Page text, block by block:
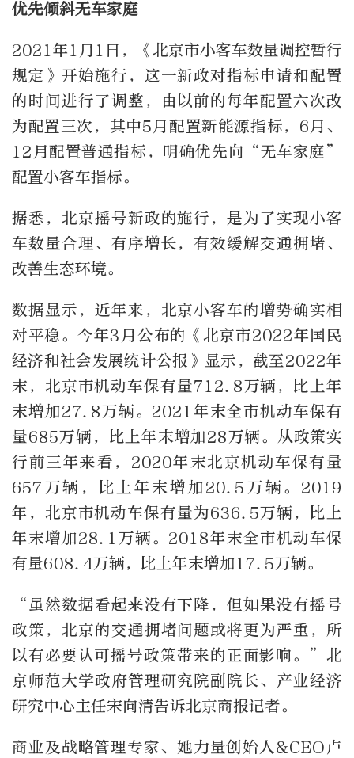
优先倾斜无车家庭
2021年1月1日，《北京市小客车数量调控暂行
规定》开始施行，这一新政对指标申请和配置
的时间进行了调整，由以前的每年配置六次改
为配置三次，其中5月配置新能源指标，6月、
12月配置普通指标，明确优先向“无车家庭”
配置小客车指标。
据悉，北京摇号新政的施行，是为了实现小客
车数量合理、有序增长，有效缓解交通拥堵、
改善生态环境。
数据显示，近年来，北京小客车的增势确实相
对平稳。今年3月公布的《北京市2022年国民
经济和社会发展统计公报》显示，截至2022年
末，北京市机动车保有量712.8万辆，比上年
末增加27.8万辆。2021年末全市机动车保有
量685万辆，比上年末增加28万辆。从政策实
行前三年来看，2020年末北京机动车保有量
657万辆，比上年末增加20.5万辆。2019
年，北京市机动车保有量为636.5万辆，比上
年末增加28.1万辆。2018年末全市机动车保
有量608.4万辆，比上年末增加17.5万辆。
“虽然数据看起来没有下降，但如果没有摇号
政策，北京的交通拥堵问题或将更为严重，所
以有必要认可摇号政策带来的正面影响。”北
京师范大学政府管理研究院副院长、产业经济
研究中心主任宋向清告诉北京商报记者。
商业及战略管理专家、她力量创始人&CEO卢